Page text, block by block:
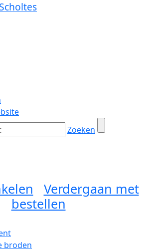
Zoeken
Verdergaan met
bestellen
broden